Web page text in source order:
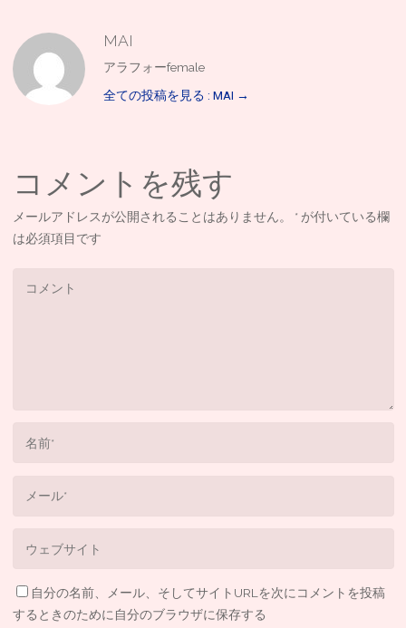
MAI
アラフォーfemale
全ての投稿を見る : MAI →
コメントを残す
メールアドレスが公開されることはありません。 * が付いている欄
は必須項目です
自分の名前、メール、そしてサイトURLを次にコメントを投稿
するときのために自分のブラウザに保存する